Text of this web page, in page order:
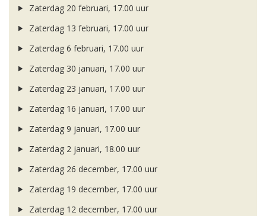
Zaterdag 20 februari, 17.00 uur
Zaterdag 13 februari, 17.00 uur
Zaterdag 6 februari, 17.00 uur
Zaterdag 30 januari, 17.00 uur
Zaterdag 23 januari, 17.00 uur
Zaterdag 16 januari, 17.00 uur
Zaterdag 9 januari, 17.00 uur
Zaterdag 2 januari, 18.00 uur
Zaterdag 26 december, 17.00 uur
Zaterdag 19 december, 17.00 uur
Zaterdag 12 december, 17.00 uur